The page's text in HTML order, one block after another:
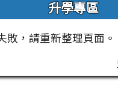
升學專區
敗，請重新整理頁面。